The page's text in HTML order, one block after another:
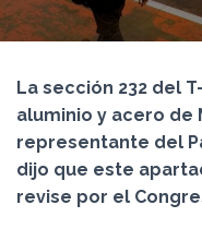
La sección 232 del
aluminio y acero de
representante del
dijo que este
revise por el